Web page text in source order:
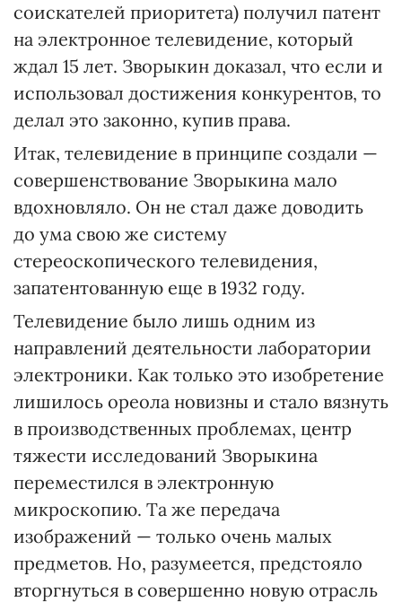
соискателей приоритета) получил патент
на электронное телевидение, который
ждал 15 лет. Зворыкин доказал, что если и
использовал достижения конкурентов, то
делал это законно, купив права.
Итак, телевидение в принципе создали —
совершенствование Зворыкина мало
вдохновляло. Он не стал даже доводить
до ума свою же систему
стереоскопического телевидения,
запатентованную еще в 1932 году.
Телевидение было лишь одним из
направлений деятельности лаборатории
электроники. Как только это изобретение
лишилось ореола новизны и стало вязнуть
в производственных проблемах, центр
тяжести исследований Зворыкина
переместился в электронную
микроскопию. Та же передача
изображений — только очень малых
предметов. Но, разумеется, предстояло
вторгнуться в совершенно новую отрасль